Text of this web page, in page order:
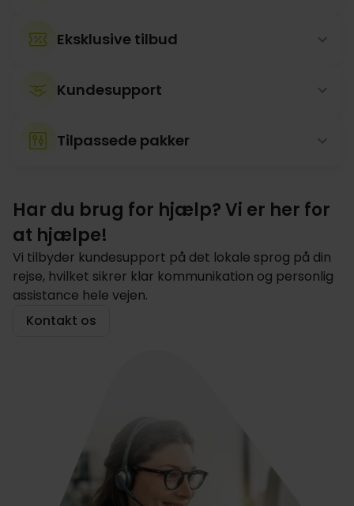
Eksklusive tilbud
Kundesupport
Tilpassede pakker
Har du brug for hjælp? Vi er her for
at hjælpe!
Vi tilbyder kundesupport på det lokale sprog på din
rejse, hvilket sikrer klar kommunikation og personlig
assistance hele vejen.
Kontakt os